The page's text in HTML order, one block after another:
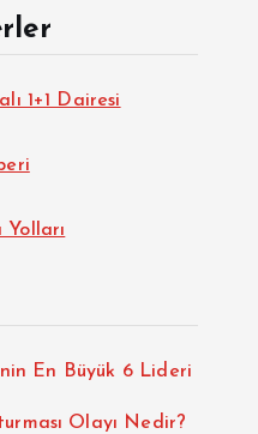
1+1 Dairesi
En Büyük 6 Lideri
Olayı Nedir?